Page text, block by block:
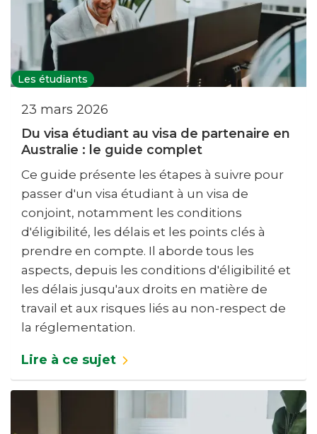
Les étudiants
23 mars 2026
Du visa étudiant au visa de partenaire en
Australie : le guide complet
Ce guide présente les étapes à suivre pour
passer d'un visa étudiant à un visa de
conjoint, notamment les conditions
d'éligibilité, les délais et les points clés à
prendre en compte. Il aborde tous les
aspects, depuis les conditions d'éligibilité et
les délais jusqu'aux droits en matière de
travail et aux risques liés au non-respect de
la réglementation.
Lire à ce sujet